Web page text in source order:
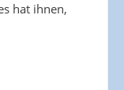
hat ihnen,